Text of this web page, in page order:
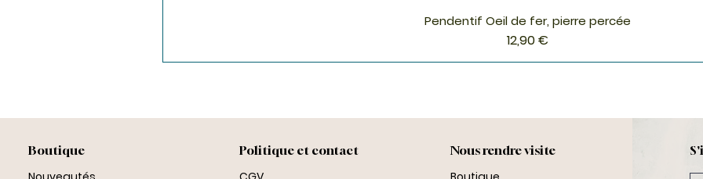
Aperçu rapide
Pendentif Oeil de fer, pierre percée
Prix
12,90 €
Boutique
Politique et contact
Nous rendre visite